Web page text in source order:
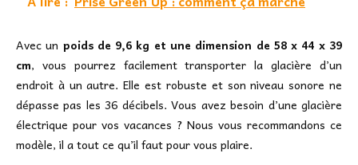
Avec un poids de 9,6 kg et une dimension de 58 x 44 x 39
cm, vous pourrez facilement transporter la glacière d’un
endroit à un autre. Elle est robuste et son niveau sonore ne
dépasse pas les 36 décibels. Vous avez besoin d’une glacière
électrique pour vos vacances ? Nous vous recommandons ce
modèle, il a tout ce qu’il faut pour vous plaire.